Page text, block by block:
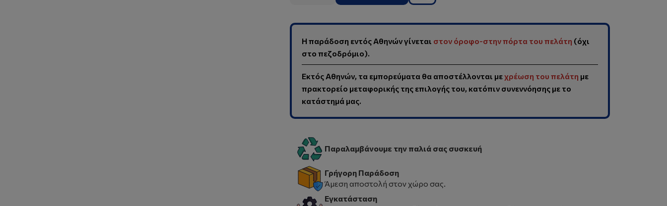
Η παράδοση εντός Αθηνών γίνεται στον όροφο-στην πόρτα του πελάτη (όχι
στο πεζοδρόμιο).
Εκτός Αθηνών, τα εμπορεύματα θα αποστέλλονται μεχρέωση του πελάτη με
πρακτορείο μεταφορικής της επιλογής του, κατόπιν συνεννόησης με το
κατάστημά μας.
Παραλαμβάνουμε την παλιά σας συσκευή
Γρήγορη Παράδοση
Άμεση αποστολή στον χώρο σας.
Εγκατάσταση